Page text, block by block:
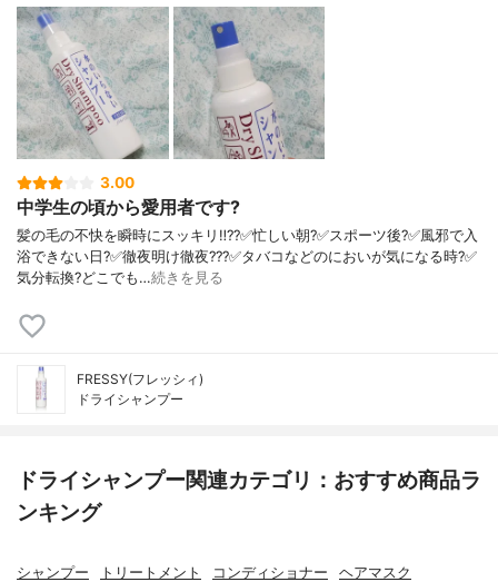
3.00
中学生の頃から愛用者です?
髪の毛の不快を瞬時にスッキリ‼️??✅忙しい朝?✅スポーツ後?✅風邪で入
浴できない日?✅徹夜明け徹夜???✅タバコなどのにおいが気になる時?✅
気分転換?どこでも…続きを見る
FRESSY(フレッシィ)
ドライシャンプー
ドライシャンプー関連カテゴリ：おすすめ商品ラ
ンキング
シャンプー トリートメント コンディショナー ヘアマスク